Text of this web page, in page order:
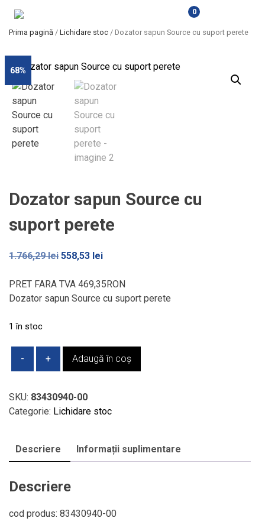
0
Prima pagină / Lichidare stoc / Dozator sapun Source cu suport perete
68%
Dozator sapun Source cu
suport perete
1.766,29lei Prețul
a
fost:
558,53 leiPrețul
este:
558,53 lei.
PRET FARA TVA 469,35RON
Dozator sapun Source cu suport perete
1 în stoc
Source
cu
Adaugă în coș
SKU: 83430940-00
Categorie: Lichidare stoc
Descriere Informații suplimentare
Descriere
cod produs: 83430940-00